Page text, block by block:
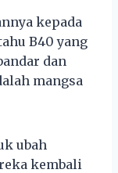
kepada
B40 yang
dan
mangsa
ubah
kembali